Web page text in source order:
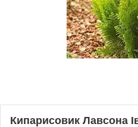
Кипарисовик Лавсона